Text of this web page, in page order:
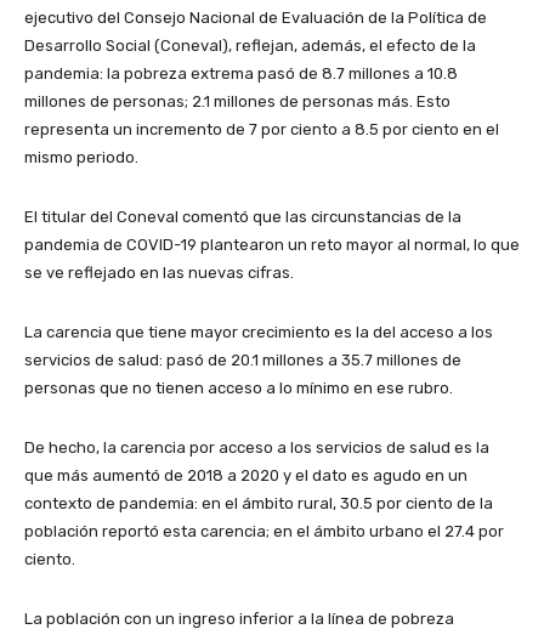
ejecutivo del Consejo Nacional de Evaluación de la Política de
Desarrollo Social (Coneval), reflejan, además, el efecto de la
pandemia: la pobreza extrema pasó de 8.7 millones a 10.8
millones de personas; 2.1 millones de personas más. Esto
representa un incremento de 7 por ciento a 8.5 por ciento en el
mismo periodo.
El titular del Coneval comentó que las circunstancias de la
pandemia de COVID-19 plantearon un reto mayor al normal, lo que
se ve reflejado en las nuevas cifras.
La carencia que tiene mayor crecimiento es la del acceso a los
servicios de salud: pasó de 20.1 millones a 35.7 millones de
personas que no tienen acceso a lo mínimo en ese rubro.
De hecho, la carencia por acceso a los servicios de salud es la
que más aumentó de 2018 a 2020 y el dato es agudo en un
contexto de pandemia: en el ámbito rural, 30.5 por ciento de la
población reportó esta carencia; en el ámbito urbano el 27.4 por
ciento.
La población con un ingreso inferior a la línea de pobreza